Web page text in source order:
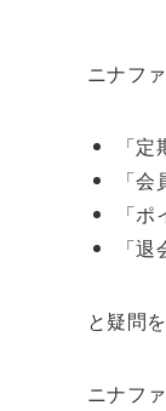
ニナフ
「
「
「
「
と疑問
ニナフ